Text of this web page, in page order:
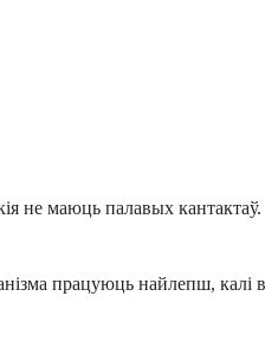
не маюць палавых
працуюць найлепш,